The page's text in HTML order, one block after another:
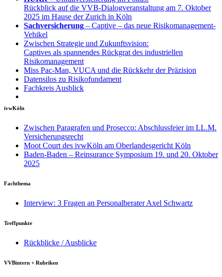
Rückblick auf die VVB-Dialogveranstaltung am 7. Oktober
2025 im Hause der Zurich in Köln
Sachversicherung – Captive – das neue Risikomanagement-
Vehikel
Zwischen Strategie und Zukunftsvision:
Captives als spannendes Rückgrat des industriellen
Risikomanagement
Miss Pac-Man, VUCA und die Rückkehr der Präzision
Datensilos zu Risikofundament
Fachkreis Ausblick
ivwKöln
Zwischen Paragrafen und Prosecco: Abschlussfeier im LL.M.
Versicherungsrecht
Moot Court des ivwKöln am Oberlandesgericht Köln
Baden-Baden – Reinsurance Symposium 19. und 20. Oktober
2025
Fachthema
Interview: 3 Fragen an Personalberater Axel Schwartz
Treffpunkte
Rückblicke / Ausblicke
VVBintern + Rubriken